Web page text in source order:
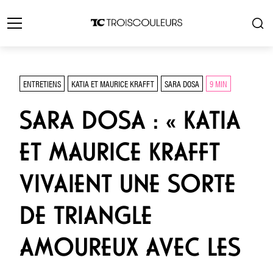
ENTRETIENS KATIA ET MAURICE KRAFFT SARA DOSA 9 MIN
SARA DOSA : « KATIA
ET MAURICE KRAFFT
VIVAIENT UNE SORTE
DE TRIANGLE
AMOUREUX AVEC LES